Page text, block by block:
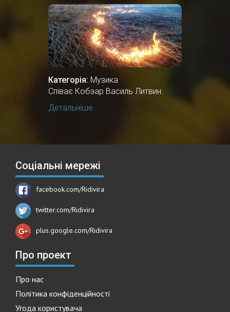
Категорія: Музика
Співає Кобзар Василь Литвин.
Детальніше...
Соціальні мережі
facebook.com/Ridivira
twitter.com/Ridivira
plus.google.com/Ridivira
Про проект
Про нас
Політика конфіденційності
Угода користувача